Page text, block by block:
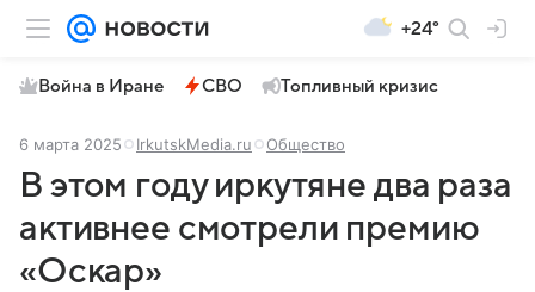
+24°
Война в Иране СВО Топливный кризис
6 марта 2025 IrkutskMedia.ru Общество
В этом году иркутяне два раза
активнее смотрели премию
«Оскар»